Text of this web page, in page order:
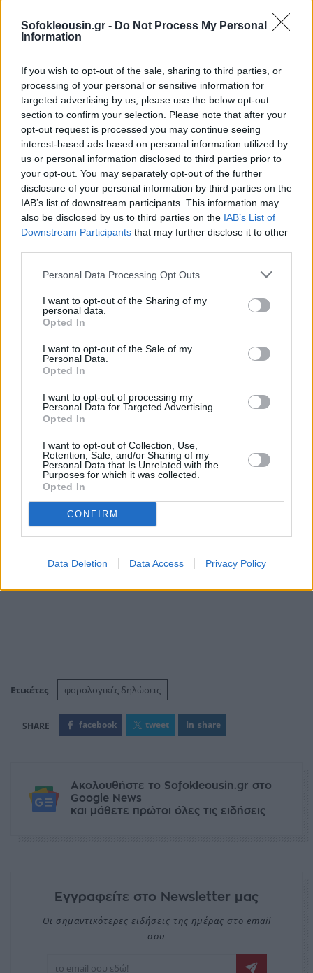
Sofokleousin.gr - Do Not Process My Personal
Information
If you wish to opt-out of the sale, sharing to third parties, or
processing of your personal or sensitive information for
targeted advertising by us, please use the below opt-out
section to confirm your selection. Please note that after your
opt-out request is processed you may continue seeing
interest-based ads based on personal information utilized by
us or personal information disclosed to third parties prior to
your opt-out. You may separately opt-out of the further
disclosure of your personal information by third parties on the
IAB’s list of downstream participants. This information may
also be disclosed by us to third parties on the IAB’s List of
Downstream Participants that may further disclose it to other
Personal Data Processing Opt Outs
I want to opt-out of the Sharing of my
personal data.
Opted In
I want to opt-out of the Sale of my
Personal Data.
Opted In
I want to opt-out of processing my
Personal Data for Targeted Advertising.
Opted In
I want to opt-out of Collection, Use,
Retention, Sale, and/or Sharing of my
Personal Data that Is Unrelated with the
Purposes for which it was collected.
Opted In
CONFIRM
Data Deletion Data Access Privacy Policy
Το 52,47% των φορολογουμένων δεν πληρώνει
επιπλέον φόρο στο ελληνικό Δημόσιο. Συγκεκριμένα
σε σύνολο 115.996 δηλώσεων οι 59.773 είναι
Ετικέτες φορολογικές δηλώσεις
facebook tweet share
Ακολουθήστε το Sofokleousin.gr στο
Google News
και μάθετε πρώτοι όλες τις ειδήσεις
Εγγραφείτε στο Newsletter μας
Οι σημαντικότερες ειδήσεις της ημέρας στο email
σου